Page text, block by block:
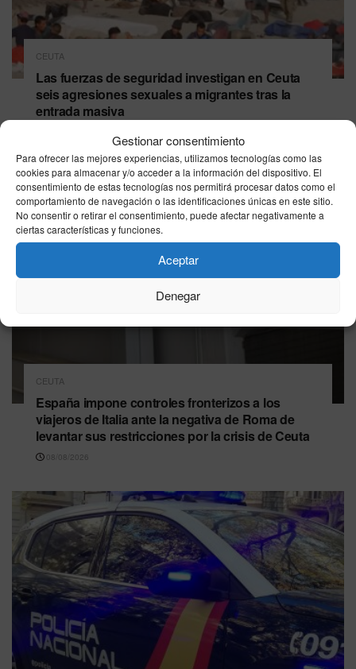
Gestionar consentimiento
Para ofrecer las mejores experiencias, utilizamos tecnologías como las
cookies para almacenar y/o acceder a la información del dispositivo. El
consentimiento de estas tecnologías nos permitirá procesar datos como el
comportamiento de navegación o las identificaciones únicas en este sitio.
No consentir o retirar el consentimiento, puede afectar negativamente a
ciertas características y funciones.
Aceptar
Denegar
CEUTA
Las fuerzas de seguridad investigan en Ceuta
seis agresiones sexuales a migrantes tras la
entrada masiva
CEUTA
España impone controles fronterizos a los
viajeros de Italia ante la negativa de Roma de
levantar sus restricciones por la crisis de Ceuta
08/08/2026